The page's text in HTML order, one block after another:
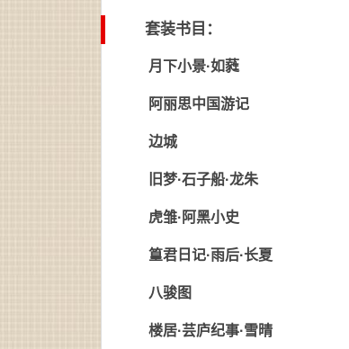
套装书目：
月下小景·如蕤
阿丽思中国游记
边城
旧梦·石子船·龙朱
虎雏·阿黑小史
篁君日记·雨后·长夏
八骏图
楼居·芸庐纪事·雪晴